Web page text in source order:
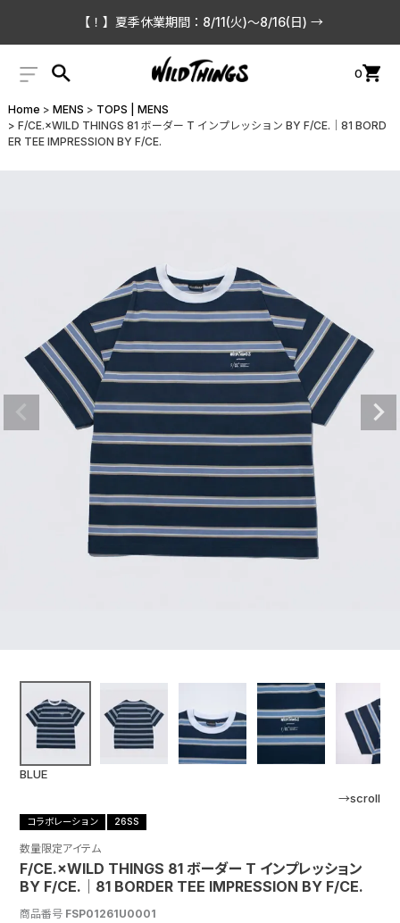
【！】夏季休業期間：8/11(火)〜8/16(日) →
0
Home MENS
TOPS | MENS
F/CE.×WILD THINGS 81 ボーダー T インプレッション BY F/CE.│81 BORD
ER TEE IMPRESSION BY F/CE.
BLUE
→scroll
コラボレーション 26SS
数量限定アイテム
F/CE.×WILD THINGS 81 ボーダー T インプレッション
BY F/CE.│81 BORDER TEE IMPRESSION BY F/CE.
商品番号 FSP01261U0001